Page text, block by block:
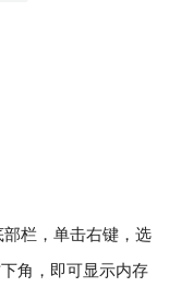
栏，单击右键，选
下角，即可显示内存